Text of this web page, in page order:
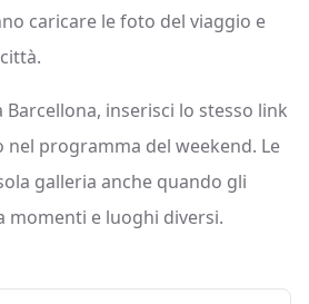
caricare le foto del viaggio e
inserisci lo stesso link
programma del weekend. Le
galleria anche quando gli
momenti e luoghi diversi.